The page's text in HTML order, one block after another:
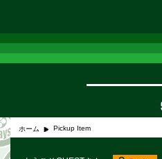
ホーム Pickup Item